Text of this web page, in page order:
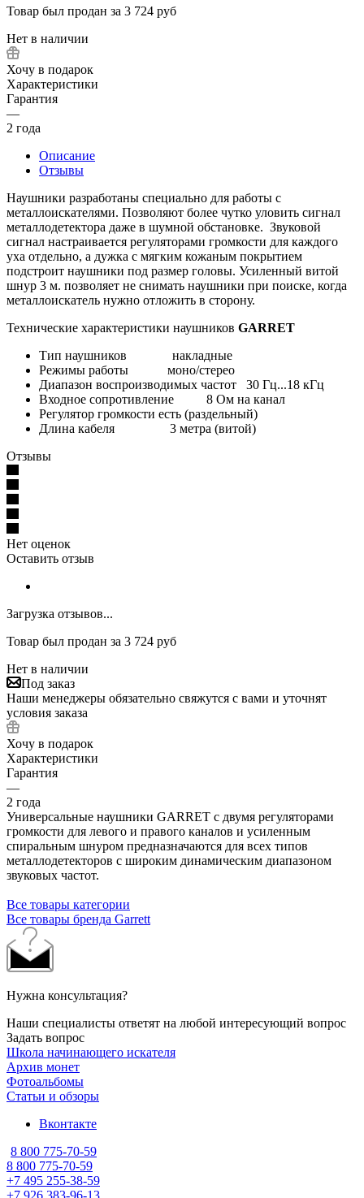
Товар был продан за 3 724 руб
Нет в наличии
Хочу в подарок
Характеристики
Гарантия
—
2 года
Описание
Отзывы
Наушники разработаны специально для работы с
металлоискателями. Позволяют более чутко уловить сигнал
металлодетектора даже в шумной обстановке. Звуковой
сигнал настраивается регуляторами громкости для каждого
уха отдельно, а дужка с мягким кожаным покрытием
подстроит наушники под размер головы. Усиленный витой
шнур 3 м. позволяет не снимать наушники при поиске, когда
металлоискатель нужно отложить в сторону.
Технические характеристики наушников GARRET
Тип наушников накладные
Режимы работы моно/стерео
Диапазон воспроизводимых частот 30 Гц...18 кГц
Входное сопротивление 8 Ом на канал
Регулятор громкости есть (раздельный)
Длина кабеля 3 метра (витой)
Отзывы
Нет оценок
Оставить отзыв
Загрузка отзывов...
Товар был продан за 3 724 руб
Нет в наличии
Под заказ
Наши менеджеры обязательно свяжутся с вами и уточнят
условия заказа
Хочу в подарок
Характеристики
Гарантия
—
2 года
Универсальные наушники GARRET с двумя регуляторами
громкости для левого и правого каналов и усиленным
спиральным шнуром предназначаются для всех типов
металлодетекторов с широким динамическим диапазоном
звуковых частот.
Все товары категории
Все товары бренда Garrett
Нужна консультация?
Наши специалисты ответят на любой интересующий вопрос
Задать вопрос
Школа начинающего искателя
Архив монет
Фотоальбомы
Статьи и обзоры
Вконтакте
8 800 775-70-59
8 800 775-70-59
+7 495 255-38-59
+7 926 383-96-13